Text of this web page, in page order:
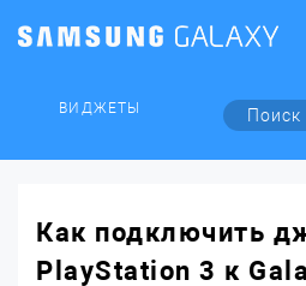
ВИДЖЕТЫ
Как подключить
PlayStation 3 к